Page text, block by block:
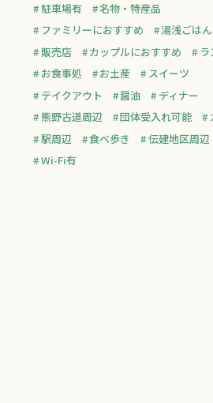
駐車場有
名物・特産品
ファミリーにおすすめ
湯浅ごはん
販売店
カップルにおすすめ
ラ
お食事処
お土産
スイーツ
テイクアウト
醤油
ディナー
熊野古道周辺
団体受入れ可能
駅周辺
食べ歩き
伝建地区周辺
Wi-Fi有